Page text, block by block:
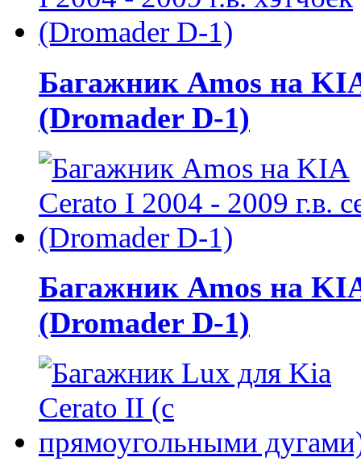
Багажник Amos на
(Dromader D-1)
Багажник Amos на
(Dromader D-1)